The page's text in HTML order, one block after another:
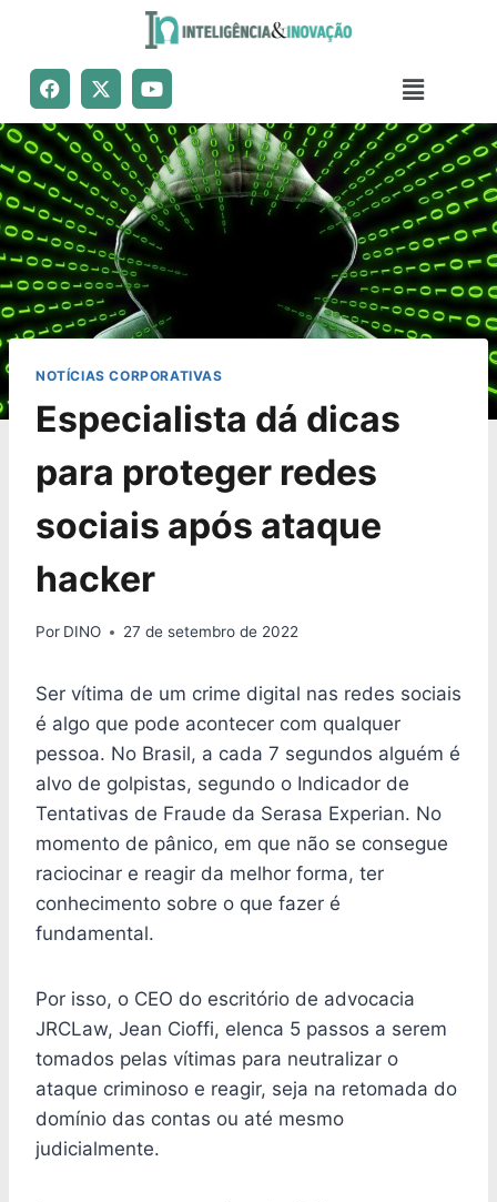
NOTÍCIAS CORPORATIVAS
Especialista dá dicas
para proteger redes
sociais após ataque
hacker
Por DINO 27 de setembro de 2022
Ser vítima de um crime digital nas redes sociais
é algo que pode acontecer com qualquer
pessoa. No Brasil, a cada 7 segundos alguém é
alvo de golpistas, segundo o Indicador de
Tentativas de Fraude da Serasa Experian. No
momento de pânico, em que não se consegue
raciocinar e reagir da melhor forma, ter
conhecimento sobre o que fazer é
fundamental.
Por isso, o CEO do escritório de advocacia
JRCLaw, Jean Cioffi, elenca 5 passos a serem
tomados pelas vítimas para neutralizar o
ataque criminoso e reagir, seja na retomada do
domínio das contas ou até mesmo
judicialmente.